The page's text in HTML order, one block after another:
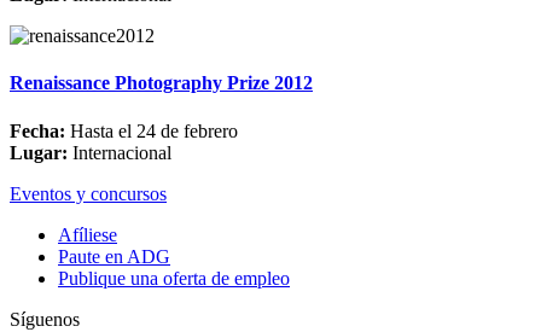
Renaissance Photography Prize 2012
Fecha: Hasta el 24 de febrero
Lugar: Internacional
Eventos y concursos
Afíliese
Paute en ADG
Publique una oferta de empleo
Síguenos